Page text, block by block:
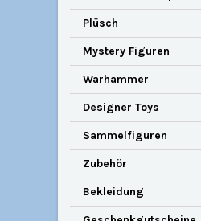
Plüsch
Mystery Figuren
Warhammer
Designer Toys
Sammelfiguren
Zubehör
Bekleidung